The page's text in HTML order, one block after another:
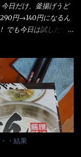
日だけ、釜揚げうど
円→140円になるん
でも今日は試したい
っているわけで、最
だったら湯なんか要
よ！となるでしょ
無し＞注文は、裏注
ては、理解出来ない
に、行くのが店への
釜揚げうどん得を湯ナ
店員はキョトンとし
・結果